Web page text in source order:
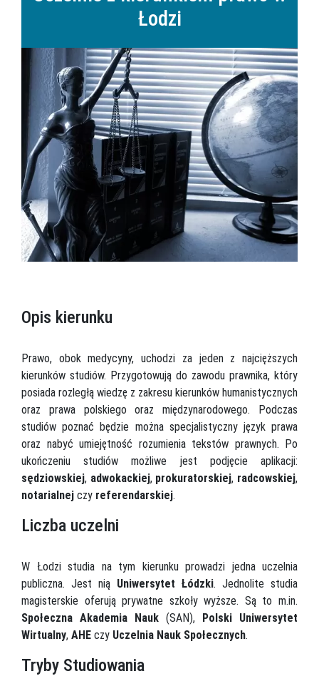
Łodzi
Opis kierunku
Prawo, obok medycyny, uchodzi za jeden z najcięższych
kierunków studiów. Przygotowują do zawodu prawnika, który
posiada rozległą wiedzę z zakresu kierunków humanistycznych
oraz prawa polskiego oraz międzynarodowego. Podczas
studiów poznać będzie można specjalistyczny język prawa
oraz nabyć umiejętność rozumienia tekstów prawnych. Po
ukończeniu studiów możliwe jest podjęcie aplikacji:
sędziowskiej, adwokackiej, prokuratorskiej, radcowskiej,
notarialnej czy referendarskiej.
Liczba uczelni
W Łodzi studia na tym kierunku prowadzi jedna uczelnia
publiczna. Jest nią Uniwersytet Łódzki. Jednolite studia
magisterskie oferują prywatne szkoły wyższe. Są to m.in.
Społeczna Akademia Nauk (SAN), Polski Uniwersytet
Wirtualny, AHE czy Uczelnia Nauk Społecznych.
Tryby Studiowania